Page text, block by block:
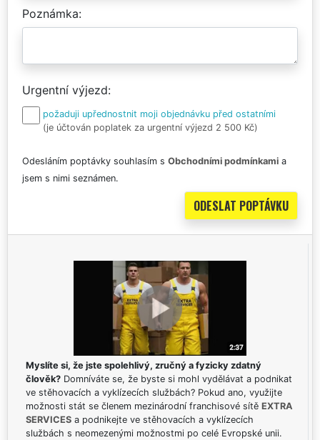
Poznámka
Urgentní výjezd
požaduji upřednostnit moji objednávku před ostatními
(je účtován poplatek za urgentní výjezd 2 500 Kč)
Odesláním poptávky souhlasím s Obchodními podmínkami a
jsem s nimi seznámen.
Myslíte si, že jste spolehlivý, zručný a fyzicky zdatný
člověk? Domníváte se, že byste si mohl vydělávat a podnikat
ve stěhovacích a vyklízecích službách? Pokud ano, využijte
možnosti stát se členem mezinárodní franchisové sítě EXTRA
SERVICES a podnikejte ve stěhovacích a vyklízecích
službách s neomezenými možnostmi po celé Evropské unii.